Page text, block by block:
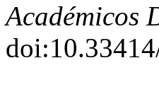
Académicos